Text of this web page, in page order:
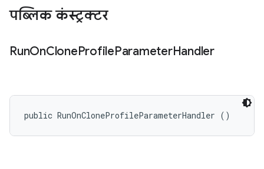
पब्लिक कंस्ट्रक्टर
RunOnCloneProfileParameterHandler
public RunOnCloneProfileParameterHandler ()